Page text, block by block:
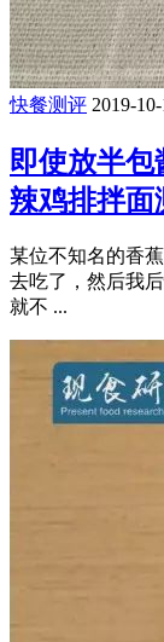
快餐测评 2019-
即使放半包
辣鸡排拌面
某位不知名的香
去吃了，然后我
就不 ...